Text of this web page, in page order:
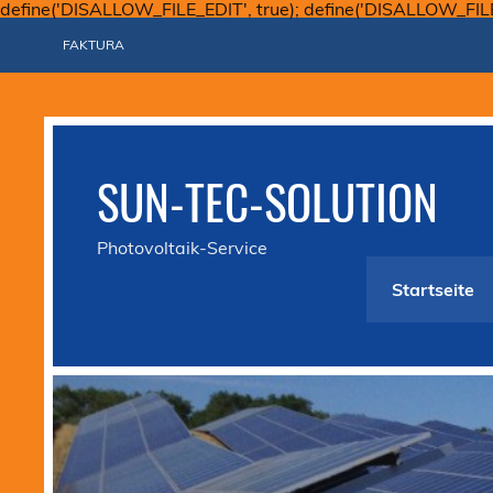
define('DISALLOW_FILE_EDIT', true);
FAKTURA
SUN-TEC-SOLUTION
Photovoltaik-Service
Startseite